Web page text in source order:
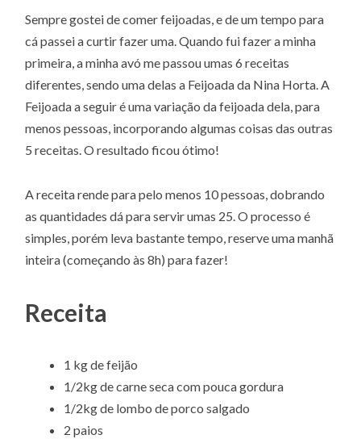
Sempre gostei de comer feijoadas, e de um tempo para
cá passei a curtir fazer uma. Quando fui fazer a minha
primeira, a minha avó me passou umas 6 receitas
diferentes, sendo uma delas a Feijoada da Nina Horta. A
Feijoada a seguir é uma variação da feijoada dela, para
menos pessoas, incorporando algumas coisas das outras
5 receitas. O resultado ficou ótimo!
A receita rende para pelo menos 10 pessoas, dobrando
as quantidades dá para servir umas 25. O processo é
simples, porém leva bastante tempo, reserve uma manhã
inteira (começando às 8h) para fazer!
Receita
1 kg de feijão
1/2kg de carne seca com pouca gordura
1/2kg de lombo de porco salgado
2 paios